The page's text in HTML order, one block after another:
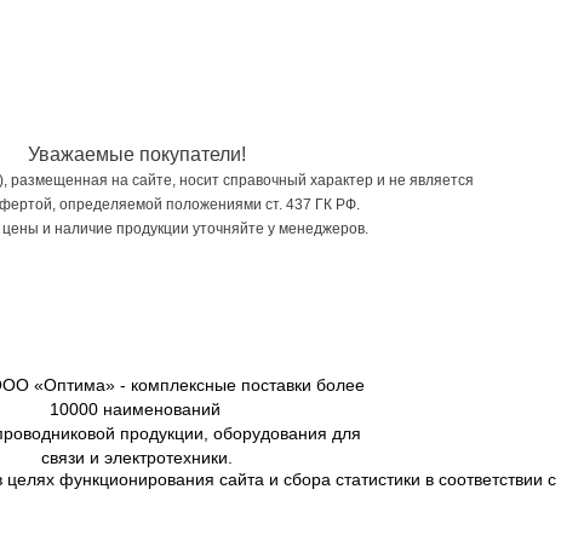
Уважаемые покупатели!
на сайте, носит справочный характер и не является
определяемой положениями ст. 437 ГК РФ.
цены и наличие продукции уточняйте у менеджеров.
«Оптима» - комплексные поставки более
10000 наименований
продукции, оборудования для
связи и электротехники.
функционирования сайта и сбора статистики в соответствии с